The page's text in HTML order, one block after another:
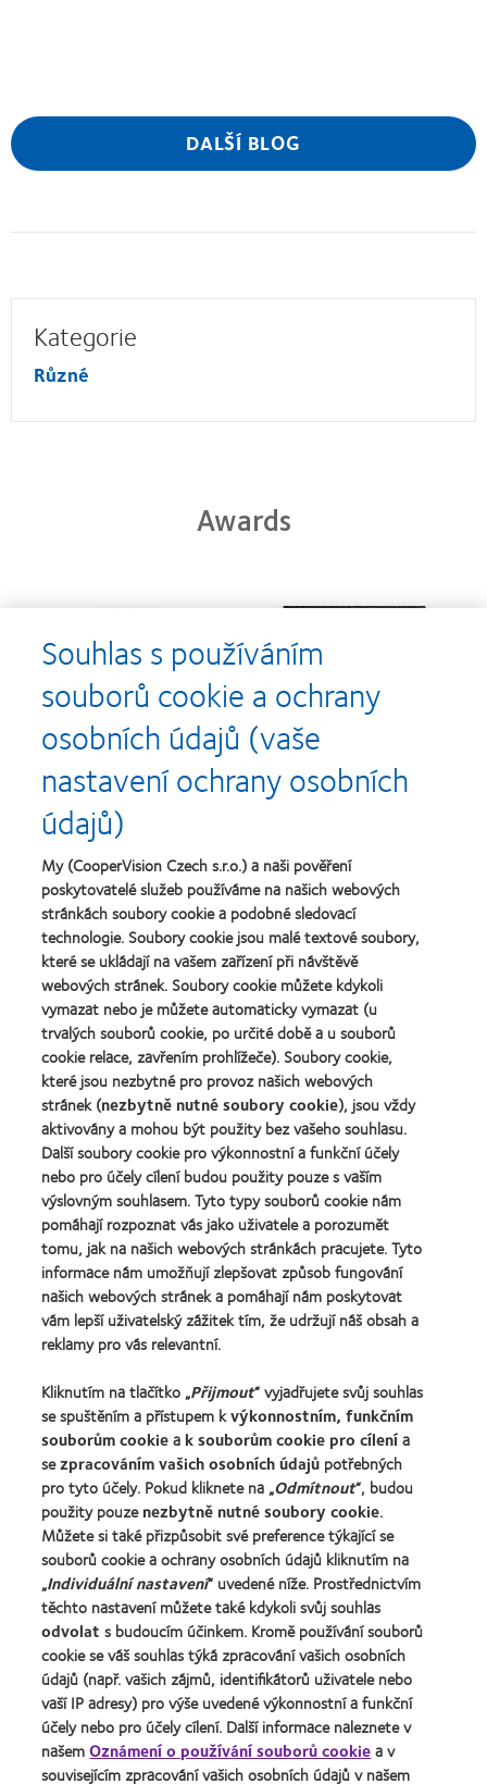
DALŠÍ BLOG
Kategorie
Různé
Awards
Learn
more
about
Cena
Silmo
d’Or
za
nejlepší
výrobek
pro
čočky
MyDay™
(2013)
Learn
about
Kontaktní
čočky
roku
(2013)
Learn
more
about
Nejlepší
společnosti
pro
vedoucí
pracovníky
roku
2012
a
2010
(2012)
Learn
more
about
závod
roku
2011
(2011)
Learn
more
about
Cena
Wealth
of
health
2011
(2011)
Learn
more
about
Cena
ODMA
2011
(2011)
Learn
more
about
Cena
REBRAND
100®
Global
Award
za
rok
2012
(2012)
Naše produkty
Technologie kontaktních čoček
Najděte ty pravé čočky pro vás
Kontaktní čočky a zrak
Nový uživatel
Zkušený uživatel
Blog
O společnosti CooperVision
Kariéra v CooperVision
Kontaktujte nás
Právní rámec
Ochrana osobních údajů
Oznámení o používání souborů cookie
Podmínky poskytování služeb
Pravidla zasílání komentářů
Souhlas s používáním
souborů cookie a ochrany
osobních údajů (vaše
nastavení ochrany osobních
údajů)
My (CooperVision Czech s.r.o.) a naši pověření
poskytovatelé služeb používáme na našich webových
stránkách soubory cookie a podobné sledovací
technologie. Soubory cookie jsou malé textové soubory,
které se ukládají na vašem zařízení při návštěvě
webových stránek. Soubory cookie můžete kdykoli
vymazat nebo je můžete automaticky vymazat (u
trvalých souborů cookie, po určité době a u souborů
cookie relace, zavřením prohlížeče). Soubory cookie,
které jsou nezbytné pro provoz našich webových
stránek (nezbytně nutné soubory cookie), jsou vždy
aktivovány a mohou být použity bez vašeho souhlasu.
Další soubory cookie pro výkonnostní a funkční účely
nebo pro účely cílení budou použity pouze s vaším
výslovným souhlasem. Tyto typy souborů cookie nám
pomáhají rozpoznat vás jako uživatele a porozumět
tomu, jak na našich webových stránkách pracujete. Tyto
informace nám umožňují zlepšovat způsob fungování
našich webových stránek a pomáhají nám poskytovat
vám lepší uživatelský zážitek tím, že udržují náš obsah a
reklamy pro vás relevantní.
Kliknutím na tlačítko „Přijmout“ vyjadřujete svůj souhlas
se spuštěním a přístupem kvýkonnostním, funkčním
souborům cookiea k souborům cookie pro cílenía
sezpracováním vašich osobních údajů potřebných
pro tyto účely. Pokud kliknete na „Odmítnout“, budou
použity pouzenezbytně nutné soubory cookie.
Můžete si také přizpůsobit své preference týkající se
souborů cookie a ochrany osobních údajů kliknutím na
„Individuální nastavení“ uvedené níže. Prostřednictvím
těchto nastavení můžete také kdykoli svůj souhlas
odvolat s budoucím účinkem. Kromě používání souborů
cookie se váš souhlas týká zpracování vašich osobních
údajů (např. vašich zájmů, identifikátorů uživatele nebo
vaší IP adresy) pro výše uvedené výkonnostní a funkční
účely nebo pro účely cílení. Další informace naleznete v
našemOznámení o používání souborů cookiea v
souvisejícím zpracování vašich osobních údajů v našem